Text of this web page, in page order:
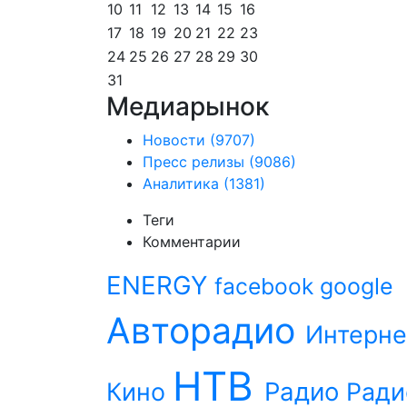
10 11 12 13 14 15 16
17 18 19 20 21 22 23
24 25 26 27 28 29 30
31
Медиарынок
Новости (9707)
Пресс релизы (9086)
Аналитика (1381)
Теги
Комментарии
ENERGY facebook google
Авторадио
Кино НТВ Радио